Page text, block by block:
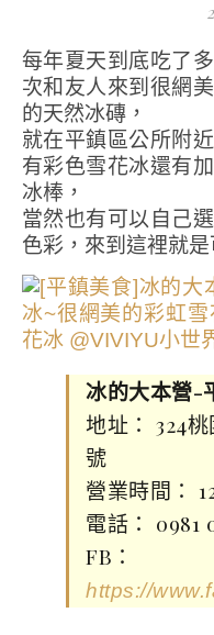
每年夏天到底吃了多少冰我自己也數不出來，這
次和友人來到很網
的天然冰磚，
就在平鎮區公所附
有彩色雪花冰還有
冰棒，
當然也有可以自己
色彩，來到這裡就
冰的大本營-
地址： 324
號
營業時間：
電話： 0981
FB：
https://